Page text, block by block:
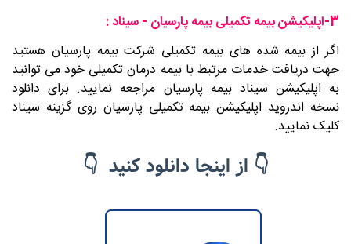
3-اپلیکیشن بیمه تکمیلی بیمه پارسیان - سیناد :
اگر از بیمه شده های بیمه تکمیلی شرکت بیمه پارسیان هستید
جهت دریافت خدمات مرتبط با بیمه درمان تکمیلی خود می توانید
به اپلیکیشن سیناد بیمه پارسیان مراجعه نمایید. برای دانلود
نسخه اندروید اپلیکیشن بیمه تکمیلی پارسیان روی گزینه سیناد
کلیک نمایید.
👇 از اینجا دانلود کنید 👇